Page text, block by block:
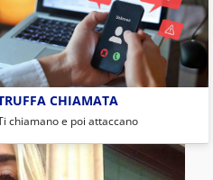
dovuto fare i
CHIAMATA
chiamano e poi attaccano